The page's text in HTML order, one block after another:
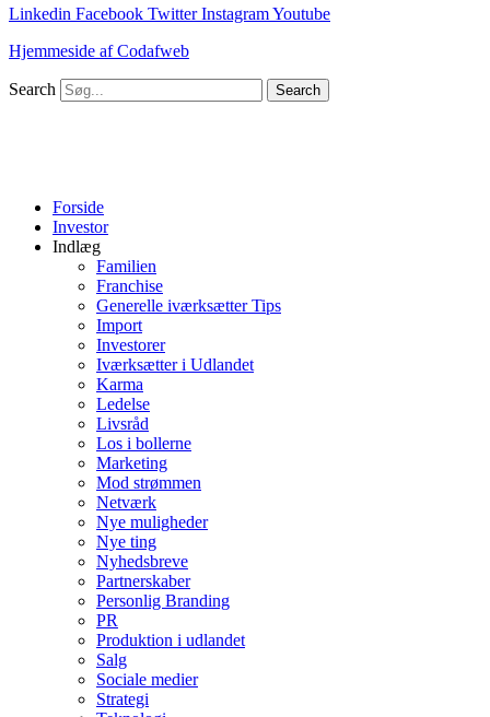
Linkedin Facebook Twitter InstagramYoutube
Hjemmeside af Codafweb
Search Search
Forside
Investor
Indlæg
Familien
Franchise
Generelle iværksætter Tips
Import
Investorer
Iværksætter i Udlandet
Karma
Ledelse
Livsråd
Los i bollerne
Marketing
Mod strømmen
Netværk
Nye muligheder
Nye ting
Nyhedsbreve
Partnerskaber
Personlig Branding
PR
Produktion i udlandet
Salg
Sociale medier
Strategi